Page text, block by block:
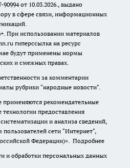
от 10.03.2026., выдано
в сфере связи, информационных
При использовании материалов
гиперссылка на ресурс
будут применены нормы
и смежных правах.
за комментарии
рубрики "народные новости".
рекомендательные
предоставления
и анализа сведений,
сети "Интернет",
Федерации)». Подробнее
и обработки персональных данных